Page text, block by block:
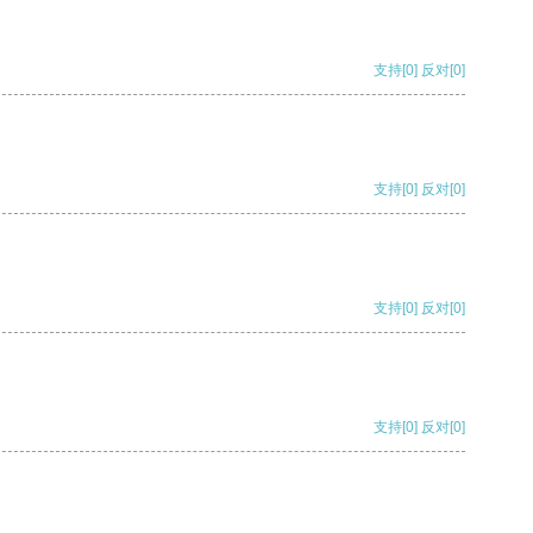
支持[0] 反对[0]
支持[0] 反对[0]
支持[0] 反对[0]
支持[0] 反对[0]